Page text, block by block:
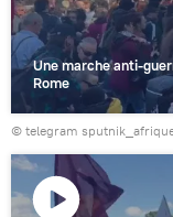
Une marche anti-
Rome
© telegram